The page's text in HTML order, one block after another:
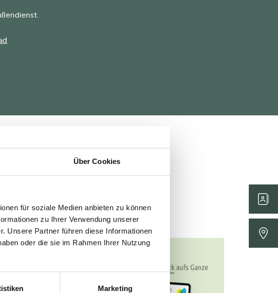
Über Cookies
für soziale Medien anbieten zu können
zu Ihrer Verwendung unserer
Unsere Partner führen diese Informationen
oder die sie im Rahmen Ihrer Nutzung
Marketing